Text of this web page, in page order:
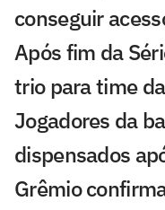
conseguir
Após fim da
trio para time
Jogadores da
dispensados
Grêmio